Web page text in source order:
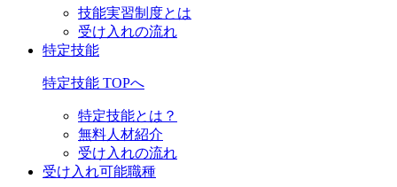
技能実習制度とは
受け入れの流れ
特定技能
特定技能 TOPへ
特定技能とは？
無料人材紹介
受け入れの流れ
受け入れ可能職種